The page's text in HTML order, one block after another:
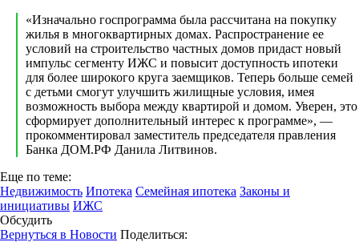
«Изначально госпрограмма была рассчитана на покупку
жилья в многоквартирных домах. Распространение ее
условий на строительство частных домов придаст новый
импульс сегменту ИЖС и повысит доступность ипотеки
для более широкого круга заемщиков. Теперь больше семей
с детьми смогут улучшить жилищные условия, имея
возможность выбора между квартирой и домом. Уверен, это
сформирует дополнительный интерес к программе», —
прокомментировал заместитель председателя правления
Банка ДОМ.РФ Данила Литвинов.
Еще по теме:
Недвижимость Ипотека Семейная ипотека Законы и
инициативы ИЖС
Обсудить
Вернуться в Новости Поделиться: